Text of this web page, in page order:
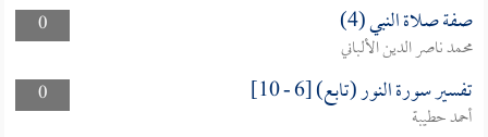
0 صفة صلاة النبي (4)
محمد ناصر الدين الألباني
0
تفسير سورة النور (تابع) [6 - 10]
أحمد حطيبة